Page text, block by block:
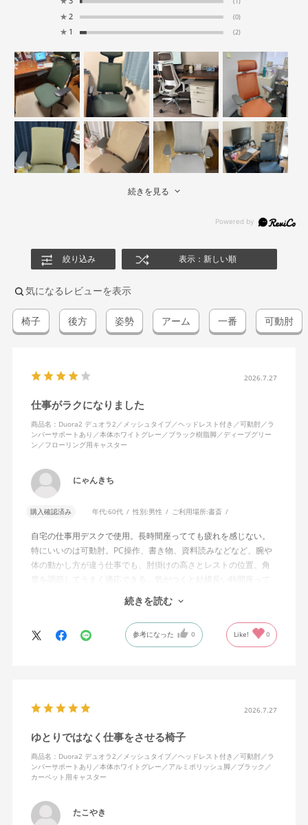
★ 2 (0)
★ 1 (2)
続きを見る
絞り込み 表示：新しい順
気になるレビューを表示
椅子 後方 姿勢 アーム 一番 可動肘
2026.7.27
仕事がラクになりました
商品名：Duora2 デュオラ2／メッシュタイプ／ヘッドレスト付き／可動肘／ラ
ンバーサポートあり／本体ホワイトグレー／ブラック樹脂脚／ディープグリー
ン／フローリング用キャスター
にゃんきち
購入確認済み 年代:60代 性別:男性 ご利用場所:書斎
自宅の仕事用デスクで使用。長時間座ってても疲れを感じない。
特にいいのは可動肘。PC操作、書き物、資料読みなどなど、腕や
体の動かし方が違う仕事でも、肘掛けの高さとレストの位置、角
度を調節してうまく適応できる。気がつくと結構長い時間座って
ランバーサポートは思ったよりやさしいサポート。従来使ってい
た骨盤サポートチェアよりも支える感じは緩やかだが、姿勢の崩
の夏の暑さを考えてメッシュを選んで正解。暑気が上がる2階の仕
ープグリーンも爽やかさを感じさせてGOOD。
シンプルで機能性の高いバランスのとれたチェア。背面とヘッド
レストにもたれかかるような使い方はまだあまりしていないが、
続きを読む
参考になった 0 Like! 0
2026.7.27
ゆとりではなく仕事をさせる椅子
商品名：Duora2 デュオラ2／メッシュタイプ／ヘッドレスト付き／可動肘／ラ
ンバーサポートあり／本体ホワイトグレー／アルミポリッシュ脚／ブラック／
カーペット用キャスター
たこやき